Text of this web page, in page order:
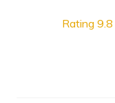
Rating 9.8